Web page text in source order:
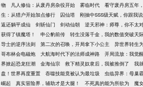
物
凡人修仙：从废丹房杂役开始 雾临时代 看守废丹房五年
生：从猎户开始加点修行
囚仙塔 刚抽中SSS级天赋，你跟我
返还躺平成仙
剑斩仙门 剑动仙朝 逆天邪神：师尊，你不太
获得了镇魔塔！
申公豹前传 转生没落千金，我的数值突破天
导士的逆序法则
第二次的召唤，开局拿下小公主 异世界转生
哥布林会电磁炮
大航海时代下的法师成神路 开局流放：我觉
界掀起恐龙狂潮
金海仙宗 救下精灵奴隶后，我被推倒了 我
盘！世界再度重置
吞噬技能竟被认为最垃圾 虫临异界：母巢
崛起
真实冒险界，辅助才是大腿！ 不死真的能为所欲为 魔